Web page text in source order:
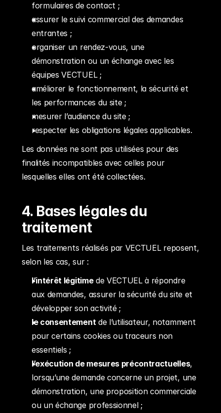
formulaires de contact ;
assurer le suivi commercial des demandes
entrantes ;
organiser un rendez-vous, une
démonstration ou un échange avec les
équipes VECTUEL ;
améliorer le fonctionnement, la sécurité et
les performances du site ;
mesurer l’audience du site ;
respecter les obligations légales applicables.
Les données ne sont pas utilisées pour des
finalités incompatibles avec celles pour
lesquelles elles ont été collectées.
4. Bases légales du
traitement
Les traitements réalisés par VECTUEL reposent,
selon les cas, sur :
l’intérêt légitime de VECTUEL à répondre
aux demandes, assurer la sécurité du site et
développer son activité ;
le consentement de l’utilisateur, notamment
pour certains cookies ou traceurs non
essentiels ;
l’exécution de mesures précontractuelles,
lorsqu’une demande concerne un projet, une
démonstration, une proposition commerciale
ou un échange professionnel ;